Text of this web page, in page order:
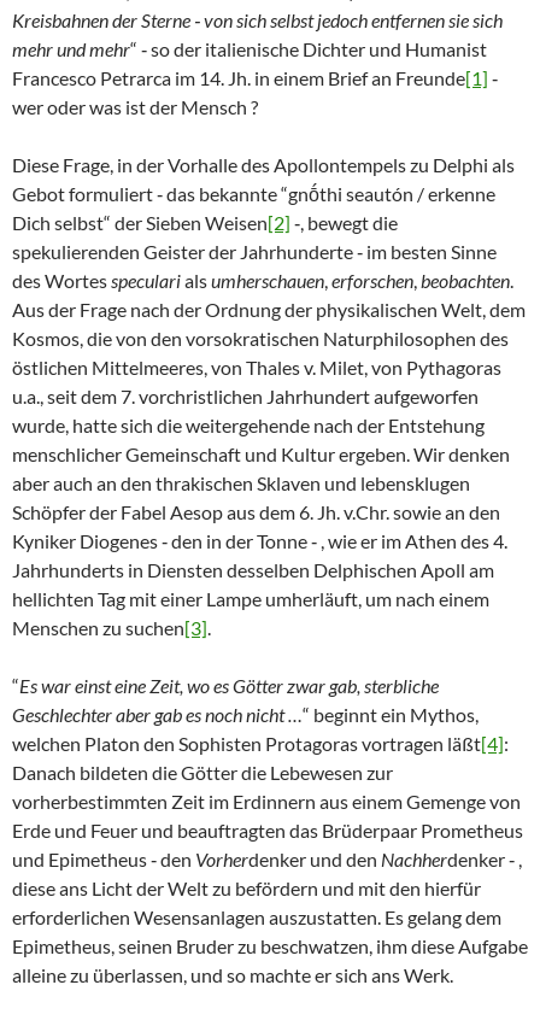
Kreisbahnen der Sterne ‑ von sich selbst jedoch entfernen sie sich
mehr und mehr“ ‑ so der italienische Dichter und Humanist
Francesco Petrarca im 14. Jh. in einem Brief an Freunde[1] ‑
wer oder was ist der Mensch ?
Diese Frage, in der Vorhalle des Apollontempels zu Delphi als
Gebot formuliert ‑ das bekannte “gnṓthi seautón / erkenne
Dich selbst“ der Sieben Weisen[2] ‑, bewegt die
spekulierenden Geister der Jahrhunderte ‑ im besten Sinne
des Wortesspecularialsumherschauen,erforschen,beobachten.
Aus der Frage nach der Ordnung der physikalischen Welt, dem
Kosmos, die von den vorsokratischen Naturphilosophen des
östlichen Mittelmeeres, von Thales v. Milet, von Pythagoras
u.a., seit dem 7. vorchristlichen Jahrhundert aufgeworfen
wurde, hatte sich die weitergehende nach der Entstehung
menschlicher Gemeinschaft und Kultur ergeben. Wir denken
aber auch an den thrakischen Sklaven und lebensklugen
Schöpfer der Fabel Aesop aus dem 6. Jh. v.Chr. sowie an den
Kyniker Diogenes ‑ den in der Tonne ‑ , wie er im Athen des 4.
Jahrhunderts in Diensten desselben Delphischen Apoll am
hellichten Tag mit einer Lampe umherläuft, um nach einem
Menschen zu suchen[3].
“Es war einst eine Zeit, wo es Götter zwar gab, sterbliche
Geschlechter aber gab es noch nicht …“ beginnt ein Mythos,
welchen Platon den Sophisten Protagoras vortragen läßt[4]:
Danach bildeten die Götter die Lebewesen zur
vorherbestimmten Zeit im Erdinnern aus einem Gemenge von
Erde und Feuer und beauftragten das Brüderpaar Prometheus
und Epimetheus ‑ den Vorherdenker und den Nachherdenker ‑ ,
diese ans Licht der Welt zu befördern und mit den hierfür
erforderlichen Wesensanlagen auszustatten. Es gelang dem
Epimetheus, seinen Bruder zu beschwatzen, ihm diese Aufgabe
alleine zu überlassen, und so machte er sich ans Werk.